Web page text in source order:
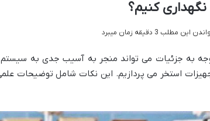
کنیم؟
این مطلب 3 دقیقه زمان میبرد
به جزئیات می تواند منجر به آسیب جدی به
برای نگهداری صحیح از تجهیزات استخر می پردازیم. این نکات شامل